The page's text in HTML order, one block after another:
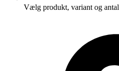
Vælg produkt, variant og antal